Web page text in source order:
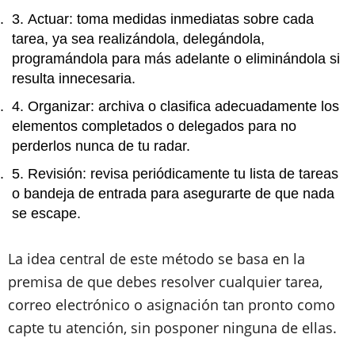
Actuar: toma medidas inmediatas sobre cada
tarea, ya sea realizándola, delegándola,
programándola para más adelante o eliminándola si
resulta innecesaria.
Organizar: archiva o clasifica adecuadamente los
elementos completados o delegados para no
perderlos nunca de tu radar.
Revisión: revisa periódicamente tu lista de tareas
o bandeja de entrada para asegurarte de que nada
se escape.
La idea central de este método se basa en la
premisa de que debes resolver cualquier tarea,
correo electrónico o asignación tan pronto como
capte tu atención, sin posponer ninguna de ellas.